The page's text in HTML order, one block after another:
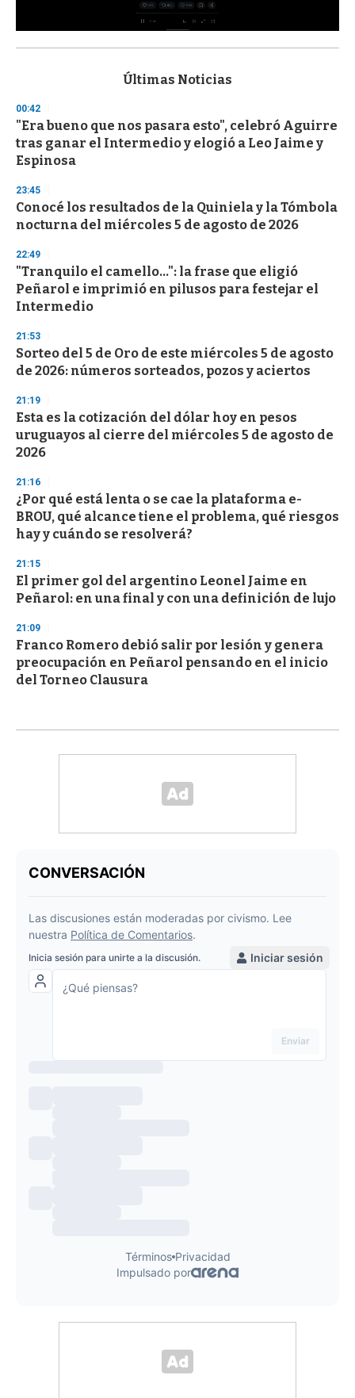
s
d
s
o
f
3
s
e
c
o
d
s
Últimas Noticias
00:42
"Era bueno que nos pasara esto", celebró Aguirre
tras ganar el Intermedio y elogió a Leo Jaime y
Espinosa
23:45
Conocé los resultados de la Quiniela y la Tómbola
nocturna del miércoles 5 de agosto de 2026
22:49
"Tranquilo el camello...": la frase que eligió
Peñarol e imprimió en pilusos para festejar el
Intermedio
21:53
Sorteo del 5 de Oro de este miércoles 5 de agosto
de 2026: números sorteados, pozos y aciertos
21:19
Esta es la cotización del dólar hoy en pesos
uruguayos al cierre del miércoles 5 de agosto de
2026
21:16
¿Por qué está lenta o se cae la plataforma e-
BROU, qué alcance tiene el problema, qué riesgos
hay y cuándo se resolverá?
21:15
El primer gol del argentino Leonel Jaime en
Peñarol: en una final y con una definición de lujo
21:09
Franco Romero debió salir por lesión y genera
preocupación en Peñarol pensando en el inicio
del Torneo Clausura